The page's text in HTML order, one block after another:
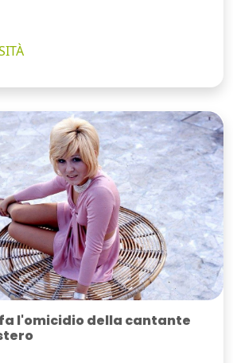
l'omicidio della cantante